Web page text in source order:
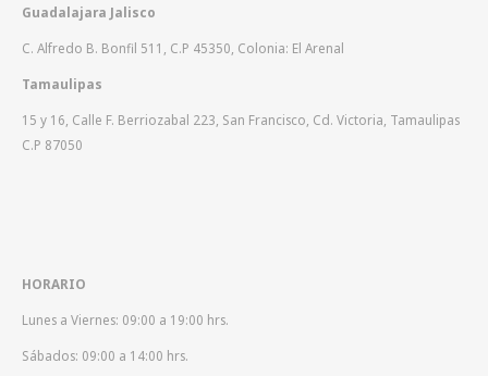
Guadalajara Jalisco
C. Alfredo B. Bonfil 511, C.P 45350, Colonia: El Arenal
Tamaulipas
15 y 16, Calle F. Berriozabal 223, San Francisco, Cd. Victoria, Tamaulipas
C.P 87050
HORARIO
Lunes a Viernes: 09:00 a 19:00 hrs.
Sábados: 09:00 a 14:00 hrs.